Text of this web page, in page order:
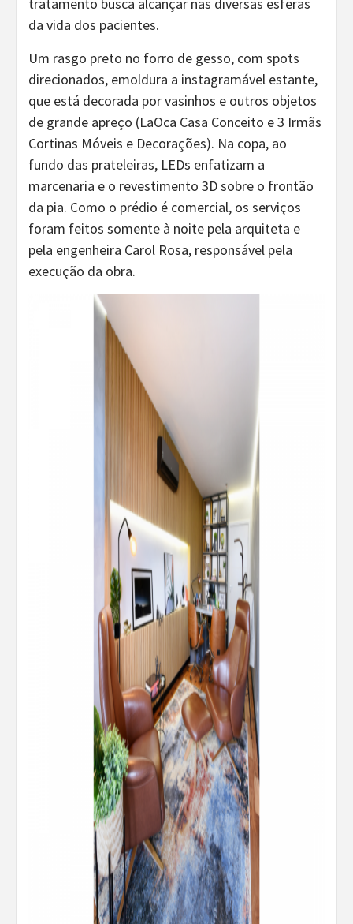
da vida dos pacientes.
Um rasgo preto no forro de gesso, com spots
direcionados, emoldura a instagramável estante,
que está decorada por vasinhos e outros objetos
de grande apreço (LaOca Casa Conceito e 3 Irmãs
Cortinas Móveis e Decorações). Na copa, ao
fundo das prateleiras, LEDs enfatizam a
marcenaria e o revestimento 3D sobre o frontão
da pia. Como o prédio é comercial, os serviços
foram feitos somente à noite pela arquiteta e
pela engenheira Carol Rosa, responsável pela
execução da obra.